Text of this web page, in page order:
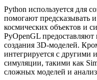
Python используется для
помогают предсказывать
космических объектов и
PyOpenGL
создания 3D-моделей.
интегрируется с другими
симуляции, такими как
сложных моделей и